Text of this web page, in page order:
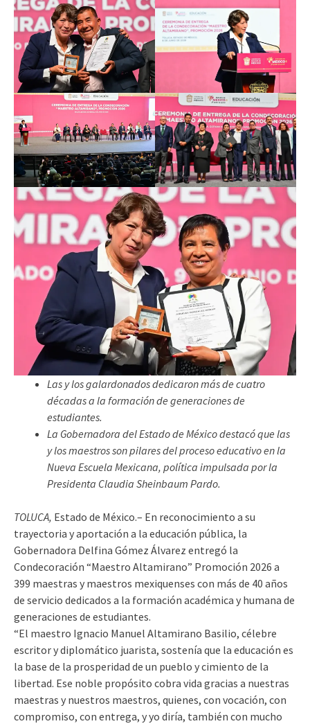
Las y los galardonados dedicaron más de cuatro
décadas a la formación de generaciones de
estudiantes.
La Gobernadora del Estado de México destacó que las
y los maestros son pilares del proceso educativo en la
Nueva Escuela Mexicana, política impulsada por la
Presidenta Claudia Sheinbaum Pardo.
TOLUCA, Estado de México.– En reconocimiento a su
trayectoria y aportación a la educación pública, la
Gobernadora Delfina Gómez Álvarez entregó la
Condecoración “Maestro Altamirano” Promoción 2026 a
399 maestras y maestros mexiquenses con más de 40 años
de servicio dedicados a la formación académica y humana de
generaciones de estudiantes.
“El maestro Ignacio Manuel Altamirano Basilio, célebre
escritor y diplomático juarista, sostenía que la educación es
la base de la prosperidad de un pueblo y cimiento de la
libertad. Ese noble propósito cobra vida gracias a nuestras
maestras y nuestros maestros, quienes, con vocación, con
compromiso, con entrega, y yo diría, también con mucho